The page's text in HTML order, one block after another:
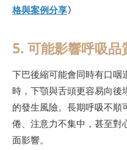
格與案例分享〉
5. 可能影響呼吸品
下巴後縮可能會同時有口咽
時，下顎與舌頭更容易向後
的發生風險。長期呼吸不順
倦、注意力不集中，甚至對
面影響。